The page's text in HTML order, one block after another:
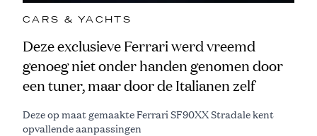
CARS & YACHTS
Deze exclusieve Ferrari werd vreemd
genoeg niet onder handen genomen door
een tuner, maar door de Italianen zelf
Deze op maat gemaakte Ferrari SF90XX Stradale kent
opvallende aanpassingen